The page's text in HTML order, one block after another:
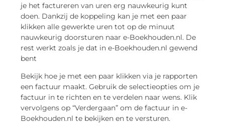
je het factureren van uren erg nauwkeurig kunt
doen. Dankzij de koppeling kan je met een paar
klikken alle gewerkte uren tot op de minuut
nauwkeurig doorsturen naar e-Boekhouden.nl. De
rest werkt zoals je dat in e-Boekhouden.nl gewend
bent
Bekijk hoe je met een paar klikken via je rapporten
een factuur maakt. Gebruik de selectieopties om je
factuur in te richten en te verdelen naar wens. Klik
vervolgens op “Verdergaan” om de factuur in e-
Boekhouden.nl te bekijken en te versturen.